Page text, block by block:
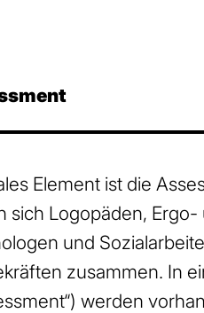
Element ist die
sich Logopäden,
und
zusammen. In
werden